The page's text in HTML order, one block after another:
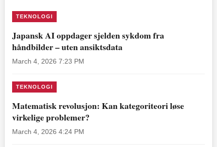
TEKNOLOGI
Japansk AI oppdager sjelden sykdom fra
håndbilder – uten ansiktsdata
March 4, 2026 7:23 PM
TEKNOLOGI
Matematisk revolusjon: Kan kategoriteori løse
virkelige problemer?
March 4, 2026 4:24 PM